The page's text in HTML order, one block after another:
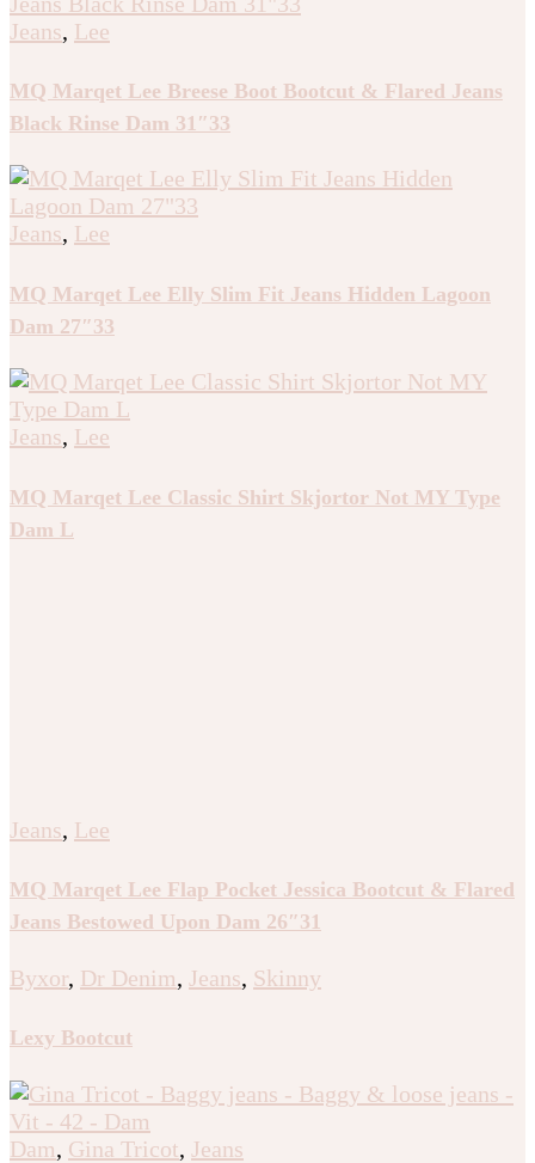
Jeans, Lee
MQ Marqet Lee Breese Boot Bootcut & Flared Jeans
Black Rinse Dam 31″33
Jeans, Lee
MQ Marqet Lee Elly Slim Fit Jeans Hidden Lagoon
Dam 27″33
Jeans, Lee
MQ Marqet Lee Classic Shirt Skjortor Not MY Type
Dam L
Jeans, Lee
MQ Marqet Lee Flap Pocket Jessica Bootcut & Flared
Jeans Bestowed Upon Dam 26″31
Byxor, Dr Denim, Jeans, Skinny
Lexy Bootcut
Dam, Gina Tricot, Jeans